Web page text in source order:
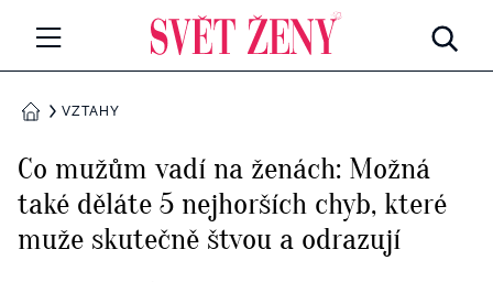
Všechny kategorie
Rozhovory
RETROHUBKY
DOMŮVZTAHY
Co mužům vadí na ženách: Možná
také děláte 5 nejhorších chyb, které
muže skutečně štvou a odrazují